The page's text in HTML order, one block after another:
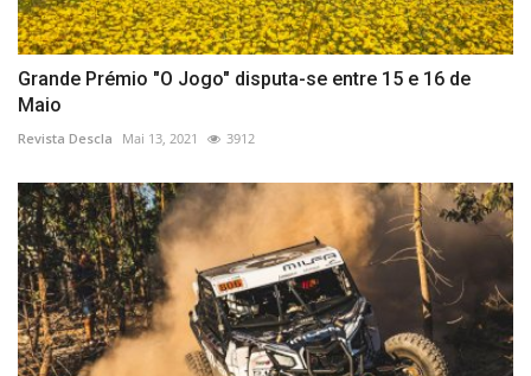
Grande Prémio "O Jogo" disputa-se entre 15 e 16 de
Maio
Revista Descla Mai 13, 2021 3912